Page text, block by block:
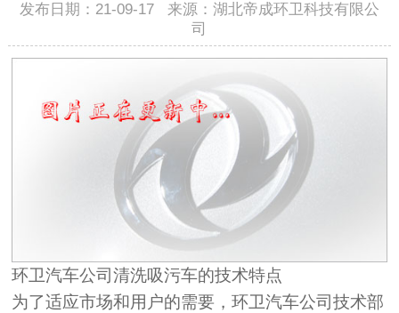
发布日期：21-09-17 来源：湖北帝成环卫科技有限公
司
环卫汽车公司清洗吸污车的技术特点
为了适应市场和用户的需要，环卫汽车公司技术部